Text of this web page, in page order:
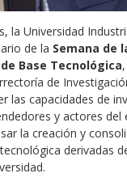
la Universidad
de la Semana de
Base Tecnológica
de
las capacidades de
y actores del
la creación y
derivadas